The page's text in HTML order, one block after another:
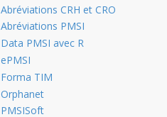
Abréviations CRH et CRO
Abréviations PMSI
Data PMSI avec R
ePMSI
Forma TIM
Orphanet
PMSISoft